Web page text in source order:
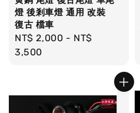
燈 後剎車燈 通用 改裝
復古 檔車
Regular
price
NT$ 2,000 - NT$
3,500